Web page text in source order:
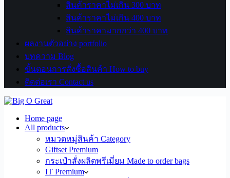
สินค้าราคาไม่เกิน 300 บาท
สินค้าราคาไม่เกิน 400 บาท
สินค้าราคามากกว่า 400 บาท
ผลงานตัวอย่าง portfolio
บทความ Blog
ขั้นตอนการสั่งซื้อสินค้า How to buy
ติดต่อเรา Contact us
Home page
All products
หมวดหมู่สินค้า Category
Giftset Premium
กระเป๋าสั่งผลิตพรีเมี่ยม Made to order bags
IT Premium